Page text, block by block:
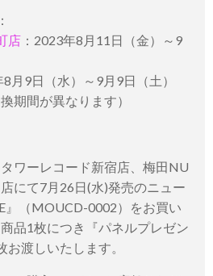
店 ：2023年8月11日（金）～9
8月9日（水）～9月9日（土）
期間が異なります）
ワーレコード新宿店、梅田NU
にて7月26日(水)発売のニュー
』（MOUCD-0002）をお買い
品1枚につき『パネルプレゼン
お渡しいたします。